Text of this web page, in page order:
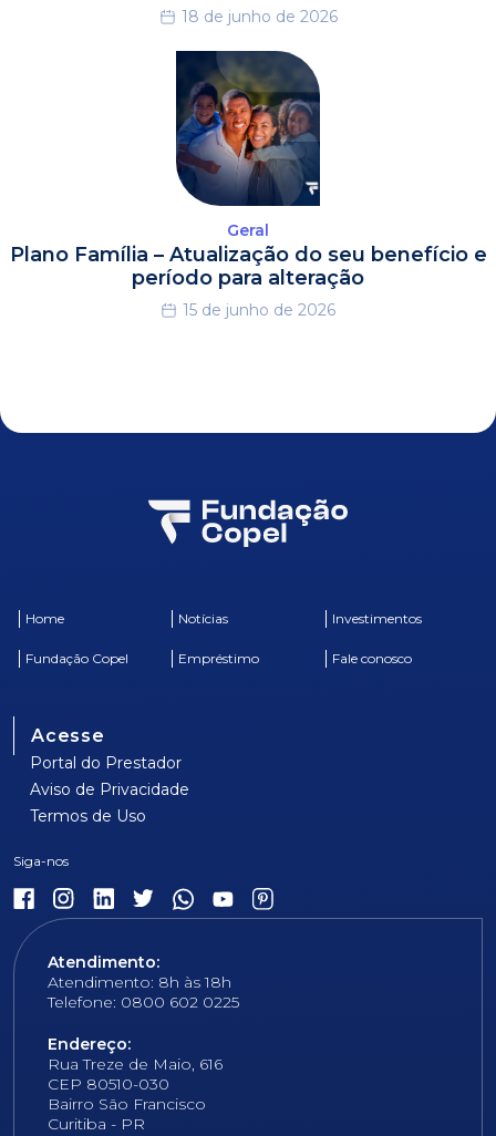
18 de junho de 2026
Geral
Plano Família – Atualização do seu benefício e
período para alteração
15 de junho de 2026
Home Notícias Investimentos
Fundação Copel Empréstimo Fale conosco
Acesse
Portal do Prestador
Aviso de Privacidade
Termos de Uso
Atendimento:
Atendimento: 8h às 18h
Telefone: 0800 602 0225
Endereço:
Rua Treze de Maio, 616
CEP 80510-030
Bairro São Francisco
Curitiba - PR